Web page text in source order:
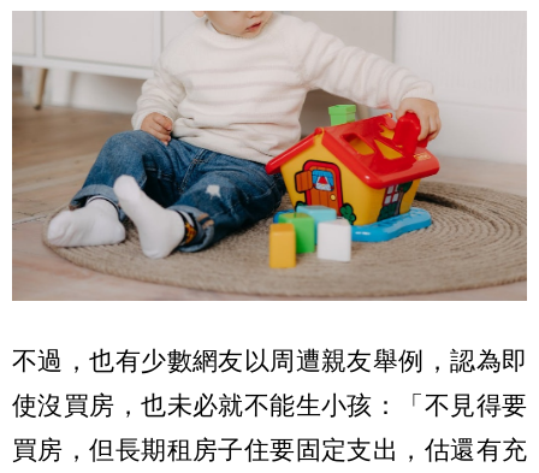
不過，也有少數網友以周遭親友舉例，認為即
使沒買房，也未必就不能生小孩：「不見得要
買房，但長期租房子住要固定支出，估還有充